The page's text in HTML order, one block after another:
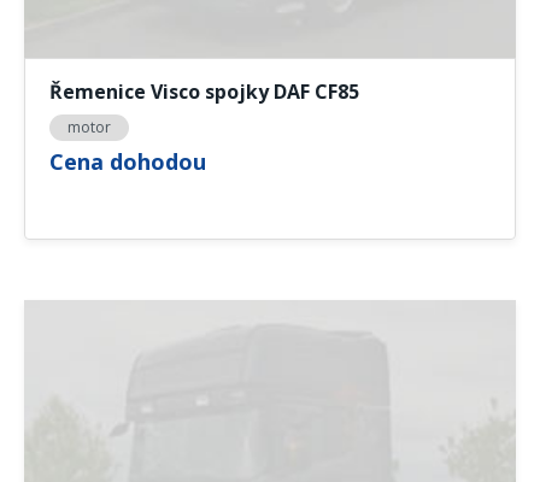
Řemenice Visco spojky DAF CF85
motor
Cena dohodou